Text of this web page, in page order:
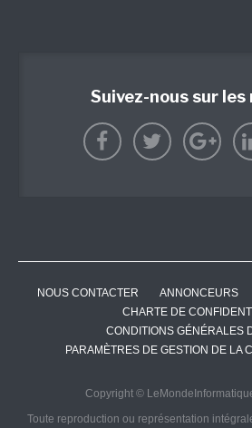
Suivez-nous sur les
NOUS CONTACTER ANNONCEURS
CHARTE DE
CONDITIONS GÉNÉRALES
PARAMÈTRES DE GESTION DE LA
Copyright ©
Toute reproduction ou représentation